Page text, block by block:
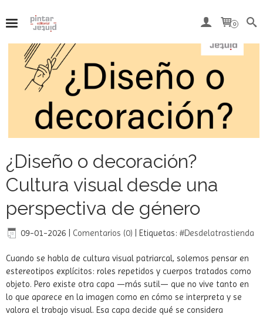
0
¿Diseño o decoración?
Cultura visual desde una
perspectiva de género
09-01-2026 Comentarios (0) Etiquetas: #Desdelatrastienda
Cuando se habla de cultura visual patriarcal, solemos pensar en
estereotipos explícitos: roles repetidos y cuerpos tratados como
objeto. Pero existe otra capa —más sutil— que no vive tanto en
lo que aparece en la imagen como en cómo se interpreta y se
valora el trabajo visual. Esa capa decide qué se considera